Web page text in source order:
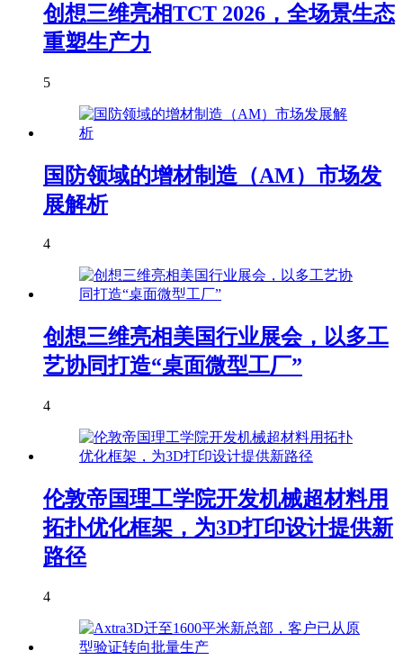
创想三维亮相TCT 2026，全场景生态
重塑生产力
5
国防领域的增材制造（AM）市场发
展解析
4
创想三维亮相美国行业展会，以多工
艺协同打造“桌面微型工厂”
4
伦敦帝国理工学院开发机械超材料用
拓扑优化框架，为3D打印设计提供新
路径
4